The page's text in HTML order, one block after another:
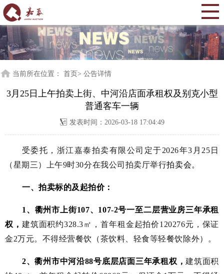
当前所在位置： 首页> 公告详情
3月25日上午拍卖上街、中河沿店面承租权及别克小型
普通客车一辆
发表时间：2026-03-18 17:04:49
受委托，浙江嘉泰拍卖有限公司定于2026年3 月 25 日
（星期 三） 上午9时30分在我公司拍卖厅举行拍卖会。
一、拍卖标的及起拍价：
1、 衢州市上街107、107-2号一至二层营业房三年承租
权， 建筑面积约328.3㎡，首年租金起拍价120276元，保证
金2万元。 不得经营餐饮（茶饮料、轻食等轻餐饮除外）。
2、衢州市中河沿88号底层店面三年承租权，建筑面积